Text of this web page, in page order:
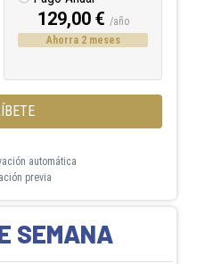
129,00 € /año
Ahorra 2 meses
automática
previa
SEMANA